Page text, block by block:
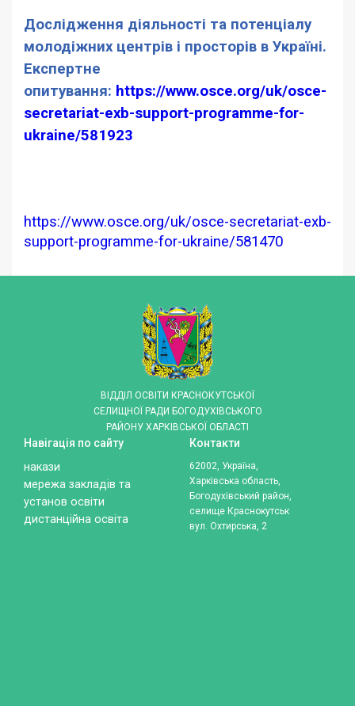
Дослідження діяльності та потенціалу
молодіжних центрів і просторів в Україні.
Експертне
опитування: https://www.osce.org/uk/osce-
secretariat-exb-support-programme-for-
ukraine/581923
https://www.osce.org/uk/osce-secretariat-exb-
support-programme-for-ukraine/581470
ВІДДІЛ ОСВІТИ КРАСНОКУТСЬКОЇ
СЕЛИЩНОЇ РАДИ БОГОДУХІВСЬКОГО
РАЙОНУ ХАРКІВСЬКОЇ ОБЛАСТІ
Навігація по сайту
накази
мережа закладів та
установ освіти
дистанційна освіта
Контакти
62002, Україна,
Харківська область,
Богодухівський район,
селище Краснокутськ
вул. Охтирська, 2